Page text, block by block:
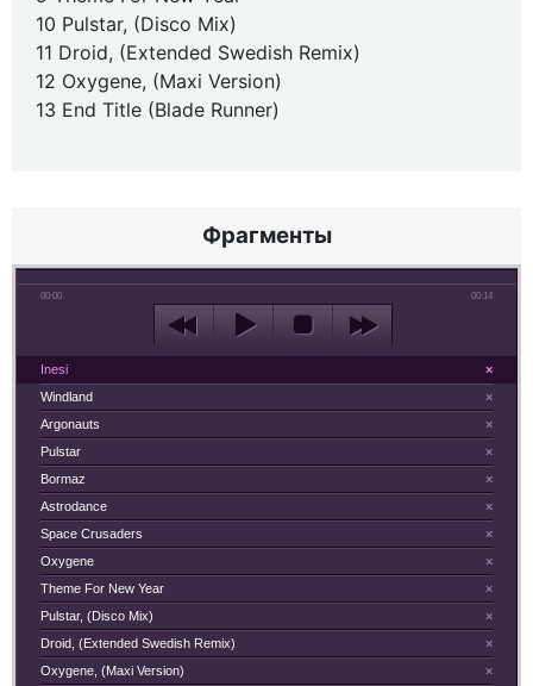
10 Pulstar, (Disco Mix)
11 Droid, (Extended Swedish Remix)
12 Oxygene, (Maxi Version)
13 End Title (Blade Runner)
Фрагменты
00:00 00:14
×
Inesi
×
Windland
×
Argonauts
×
Pulstar
×
Bormaz
×
Astrodance
×
Space Crusaders
×
Oxygene
×
Theme For New Year
×
Pulstar, (Disco Mix)
×
Droid, (Extended Swedish Remix)
×
Oxygene, (Maxi Version)